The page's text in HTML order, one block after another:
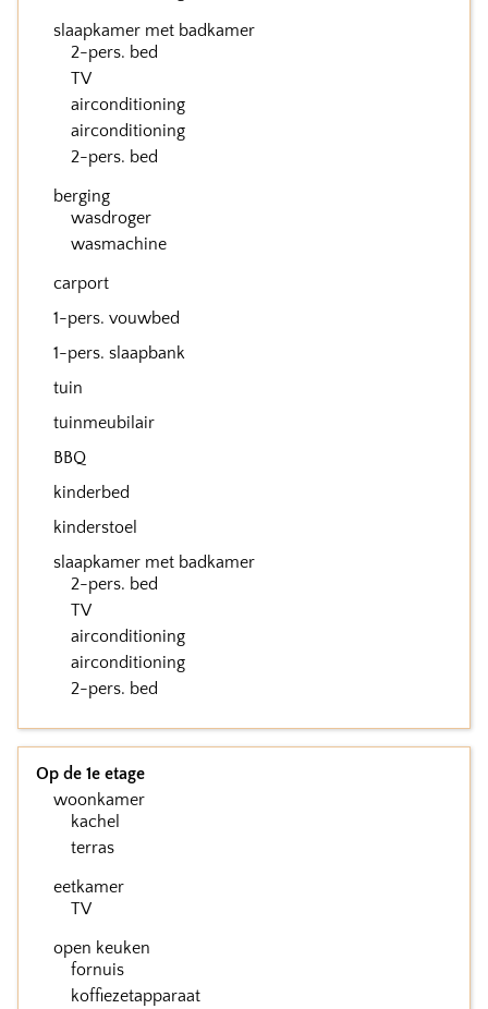
slaapkamer met badkamer
2-pers. bed
TV
airconditioning
airconditioning
2-pers. bed
berging
wasdroger
wasmachine
carport
1-pers. vouwbed
1-pers. slaapbank
tuin
tuinmeubilair
BBQ
kinderbed
kinderstoel
slaapkamer met badkamer
2-pers. bed
TV
airconditioning
airconditioning
2-pers. bed
Op de 1e etage
woonkamer
kachel
terras
eetkamer
TV
open keuken
fornuis
koffiezetapparaat